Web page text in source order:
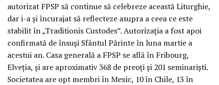
autorizat FPSP să continue să celebreze această Liturghie,
dar i-a și încurajat să reflecteze asupra a ceea ce este
stabilit în „Traditionis Custodes”. Autorizația a fost apoi
confirmată de însuși Sfântul Părinte în luna martie a
acestui an. Casa generală a FPSP se află în Fribourg,
Elveția, și are aproximativ 368 de preoți și 201 seminariști.
Societatea are opt membri în Mexic, 10 în Chile, 13 în